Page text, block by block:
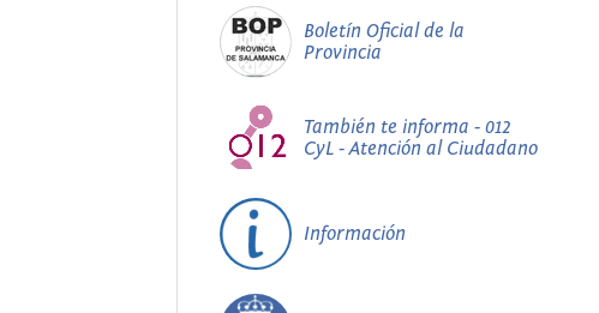
Boletín Oficial de la
Provincia
También te informa - 012
CyL - Atención al Ciudadano
Información